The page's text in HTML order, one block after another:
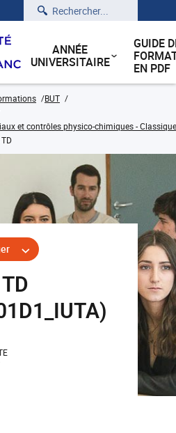
Rechercher
ANNÉE
UNIVERSITAIRE
GUIDE
EN PDF
BUT
et contrôles physico-chimiques -